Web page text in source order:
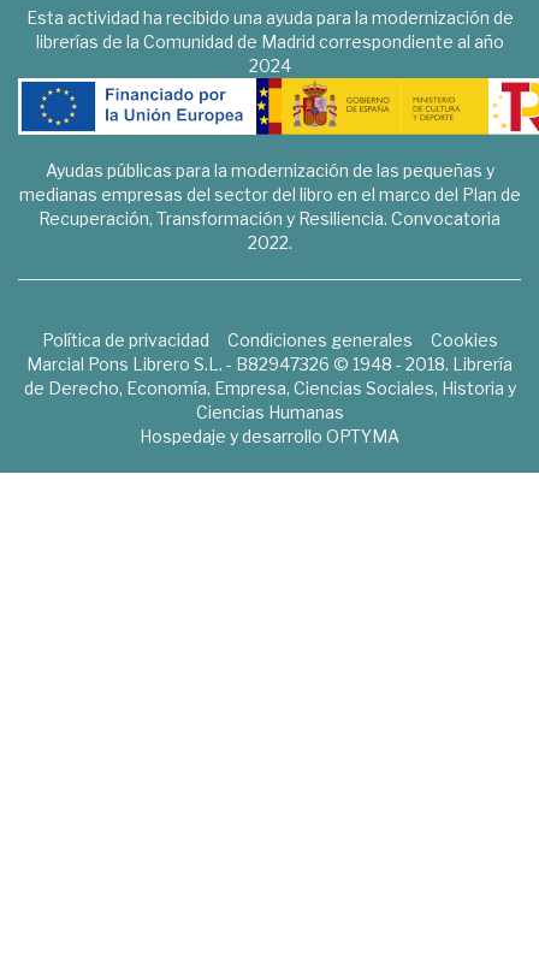
Esta actividad ha recibido una ayuda para la modernización de
librerías de la Comunidad de Madrid correspondiente al año
2024
Ayudas públicas para la modernización de las pequeñas y
medianas empresas del sector del libro en el marco del Plan de
Recuperación, Transformación y Resiliencia. Convocatoria
2022.
Política de privacidad Condiciones generales
Cookies
Marcial Pons Librero S.L. - B82947326 © 1948 - 2018. Librería
de Derecho, Economía, Empresa, Ciencias Sociales, Historia y
Ciencias Humanas
Hospedaje y desarrollo OPTYMA